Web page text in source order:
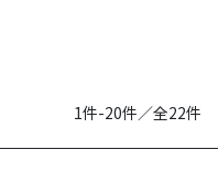
1件-20件／全22件